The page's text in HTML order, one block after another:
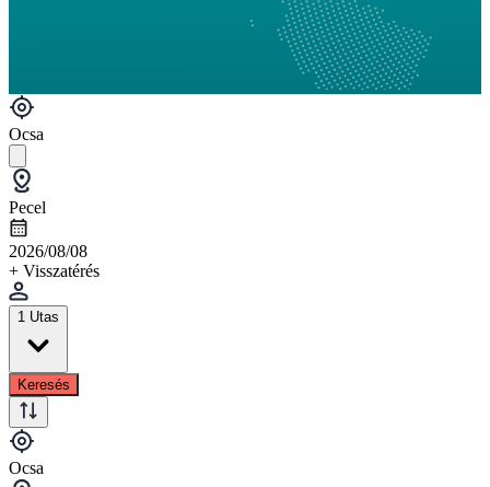
Ocsa
Pecel
2026/08/08
+ Visszatérés
1 Utas
Keresés
Ocsa